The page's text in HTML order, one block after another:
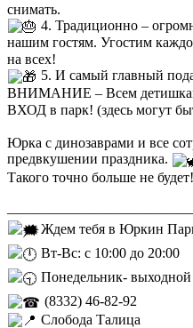
снимать.⠀
4. Традиционно –
нашим гостям. Угостим
на всех!⠀
5. И самый главный
ВНИМАНИЕ – Всем
ВХОД в парк! (здесь могут
Юрка с динозаврами и все
предвкушении праздника.
Такого точно больше не
Ждем тебя в Юркин
Вт-Вс: с 10:00 до 20:00⠀
Понедельник-
(8332) 46-82-92⠀
Слобода Талица ⠀